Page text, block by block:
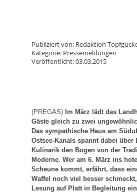
Publiziert von: Redaktion
Kategorie: Pressemeldungen
Veröffentlicht: 03.03.2015
(PREGAS) Im März lädt das
Gäste gleich zu zwei
Das sympathische Haus am
Ostsee-Kanals spannt dabei über
Kulinarik den Bogen von der
Moderne. Wer am 6. März ins
Scheune kommt, erfährt, dass
Waffel noch viel besser
Lesung auf Platt in Begleitung